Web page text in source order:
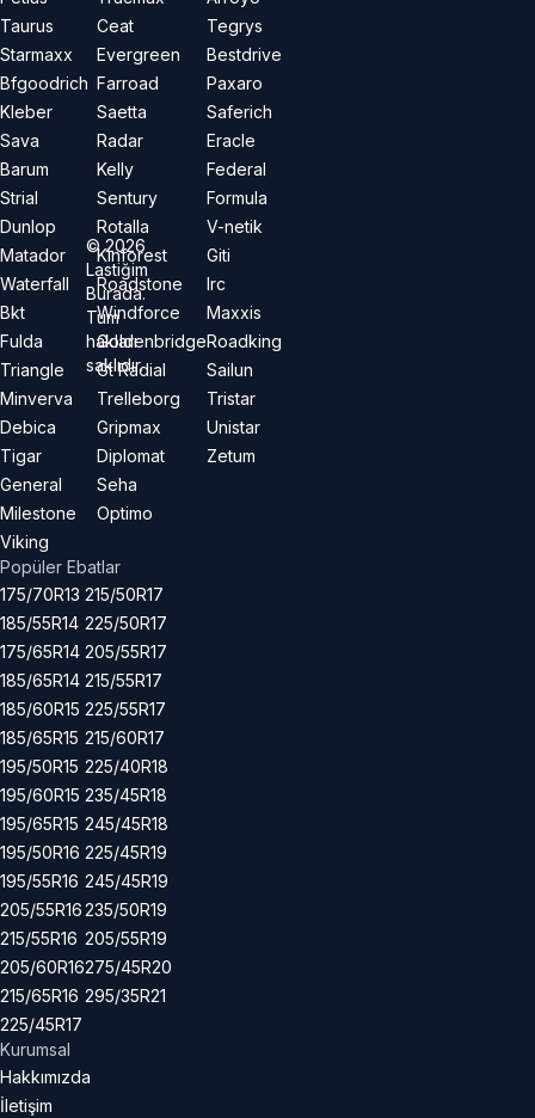
Taurus
Starmaxx
Bfgoodrich
Kleber
Sava
Barum
Strial
Dunlop
Matador
Waterfall
Bkt
Fulda
Triangle
Minverva
Debica
Tigar
General
Milestone
Viking
Ceat
Evergreen
Farroad
Saetta
Radar
Kelly
Sentury
Rotalla
Kinforest
Roadstone
Windforce
Goldenbridge
Gt Radial
Trelleborg
Gripmax
Diplomat
Seha
Optimo
Tegrys
Bestdrive
Paxaro
Saferich
Eracle
Federal
Formula
V-netik
Giti
Irc
Maxxis
Roadking
Sailun
Tristar
Unistar
Zetum
Popüler Ebatlar
175/70R13
185/55R14
175/65R14
185/65R14
185/60R15
185/65R15
195/50R15
195/60R15
195/65R15
195/50R16
195/55R16
205/55R16
215/55R16
205/60R16
215/65R16
225/45R17
215/50R17
225/50R17
205/55R17
215/55R17
225/55R17
215/60R17
225/40R18
235/45R18
245/45R18
225/45R19
245/45R19
235/50R19
205/55R19
275/45R20
295/35R21
Kurumsal
Hakkımızda
İletişim
©2026
Lastiğim
Burada.
Tüm
hakları
saklıdır.